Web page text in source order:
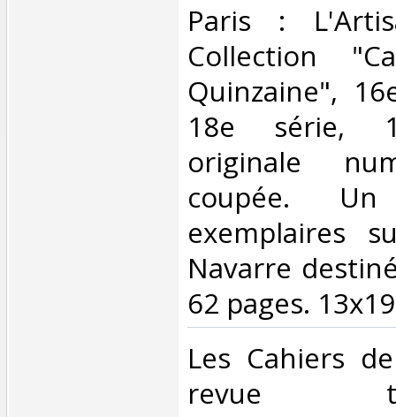
‎Paris :
Collection
Quinzaine",
18e série,
originale
coupée.
exemplaires
Navarre
62 pages.
‎Les Cahiers
revue